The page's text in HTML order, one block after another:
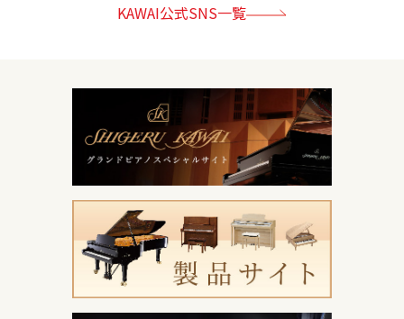
KAWAI公式SNS一覧